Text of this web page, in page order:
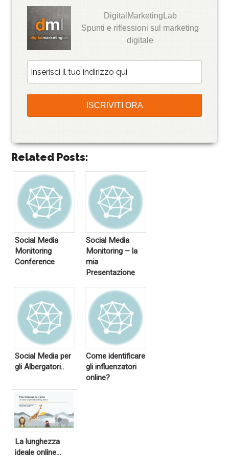
DigitalMarketingLab
Spunti e riflessioni sul marketing
digitale
Related Posts:
Social Media
Monitoring
Conference
Social Media
Monitoring – la
mia
Presentazione
Social Media per
gli Albergatori..
Come identificare
gli influenzatori
online?
La lunghezza
ideale online…